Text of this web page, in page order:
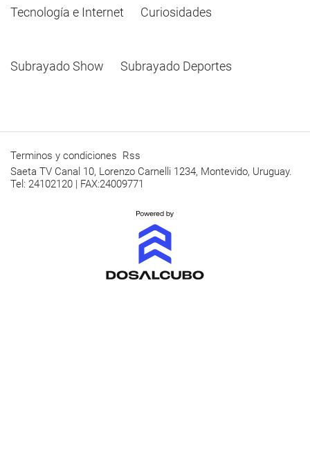
Tecnología e Internet
Curiosidades
Subrayado Show Subrayado Deportes
Terminos y condiciones Rss
Saeta TV Canal 10, Lorenzo Carnelli 1234, Montevido, Uruguay.
Tel: 24102120 | FAX:24009771